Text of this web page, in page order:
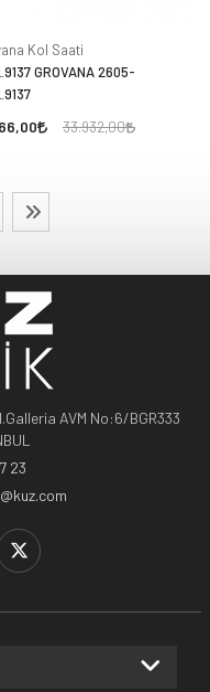
Kol Saati
GROVANA 2605-
33.932,00
AVM No:6/BGR333
23